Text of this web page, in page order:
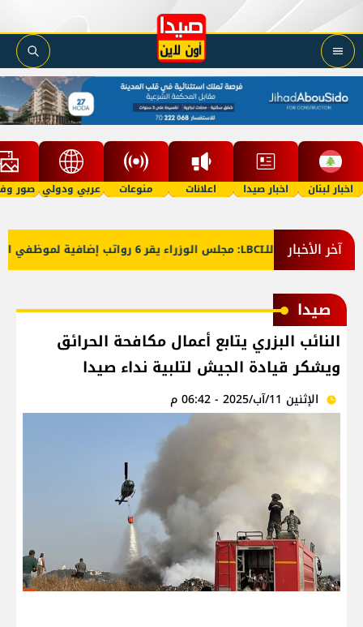
اخبار لبنان اخبار صيدا اعلانات منوعات عربي ودولي صور
آخر الأخبار
معلومات للـLBCI: مجلس الوزراء يقر 6 رواتب إضافية لموظفي القطاع العام وصرف الفروقات بأثر رجعي منذ آذار
صيدا
النائب البزري يتابع أعمال مكافحة الحرائق
ويشكر قيادة الجيش لتلبية نداء صيدا
الإثنين 11/آب/2025 - 06:42 م